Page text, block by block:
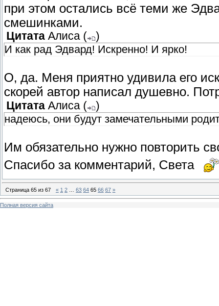
при этом остались всё теми же
смешинками.
Цитата Алиса (
)
И как рад Эдвард! Искренно! И ярко!
О, да. Меня приятно удивила его
скорей автор написал душевно.
Цитата Алиса (
)
надеюсь, они будут замечательными
Им обязательно нужно повторить
Спасибо за комментарий, Света
Страница 65 из 67 « 1 2 63 64 65 66 67 »
Полная версия сайта